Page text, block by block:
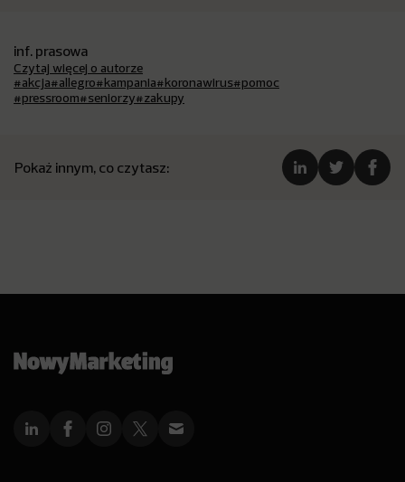
inf. prasowa
Czytaj więcej o autorze
#akcja#allegro#kampania#koronawirus#pomoc
#pressroom#seniorzy#zakupy
Pokaż innym, co czytasz: